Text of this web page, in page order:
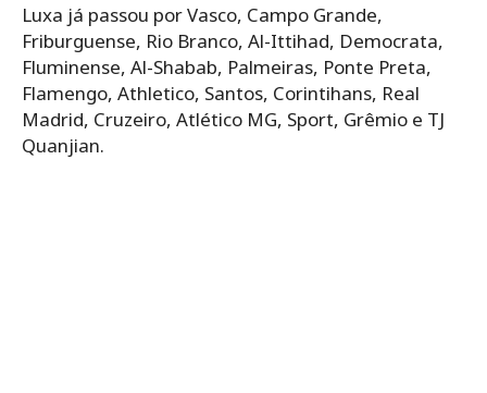
Luxa já passou por Vasco, Campo Grande,
Friburguense, Rio Branco, Al-Ittihad, Democrata,
Fluminense, Al-Shabab, Palmeiras, Ponte Preta,
Flamengo, Athletico, Santos, Corintihans, Real
Madrid, Cruzeiro, Atlético MG, Sport, Grêmio e TJ
Quanjian.